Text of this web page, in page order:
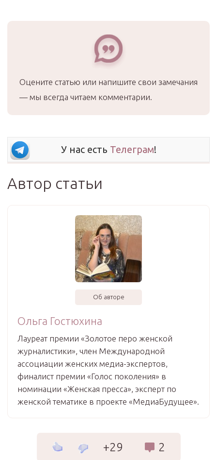
Оцените статью или напишите свои замечания
— мы всегда читаем комментарии.
У нас есть Телеграм!
Автор статьи
Об авторе
Ольга Гостюхина
Лауреат премии «Золотое перо женской
журналистики», член Международной
ассоциации женских медиа-экспертов,
финалист премии «Голос поколения» в
номинации «Женская пресса», эксперт по
женской тематике в проекте «МедиаБудущее».
+29 2